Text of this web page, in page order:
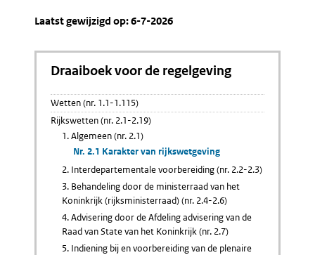
Laatst gewijzigd op: 6-7-2026
Draaiboek voor de regelgeving
Wetten (nr. 1.1-1.115)
Rijkswetten (nr. 2.1-2.19)
1. Algemeen (nr. 2.1)
Nr. 2.1 Karakter van rijkswetgeving
2. Interdepartementale voorbereiding (nr. 2.2-2.3)
3. Behandeling door de ministerraad van het
Koninkrijk (rijksministerraad) (nr. 2.4-2.6)
4. Advisering door de Afdeling advisering van de
Raad van State van het Koninkrijk (nr. 2.7)
5. Indiening bij en voorbereiding van de plenaire